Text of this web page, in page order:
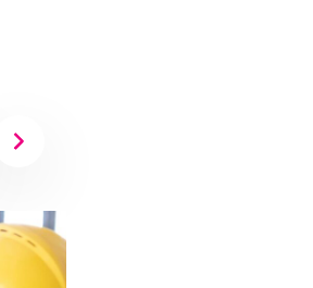
Image Précédente